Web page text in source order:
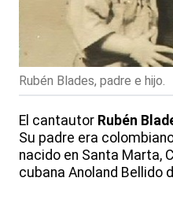
Rubén Blades, padre e hijo.
El cantautor Rubén
Su padre era
nacido en Santa Marta,
cubana Anoland Bellido